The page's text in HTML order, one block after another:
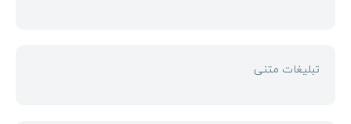
تبلیغات متنی